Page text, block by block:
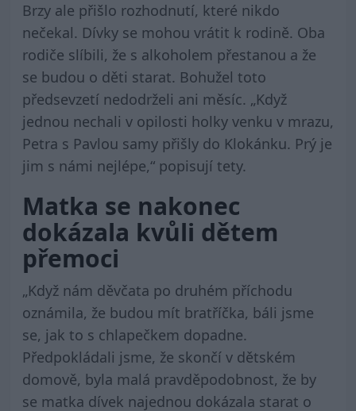
Brzy ale přišlo rozhodnutí, které nikdo
nečekal. Dívky se mohou vrátit k rodině. Oba
rodiče slíbili, že s alkoholem přestanou a že
se budou o děti starat. Bohužel toto
předsevzetí nedodrželi ani měsíc. „Když
jednou nechali v opilosti holky venku v mrazu,
Petra s Pavlou samy přišly do Klokánku. Prý je
jim s námi nejlépe,“ popisují tety.
Matka se nakonec
dokázala kvůli dětem
přemoci
„Když nám děvčata po druhém příchodu
oznámila, že budou mít bratříčka, báli jsme
se, jak to s chlapečkem dopadne.
Předpokládali jsme, že skončí v dětském
domově, byla malá pravděpodobnost, že by
se matka dívek najednou dokázala starat o